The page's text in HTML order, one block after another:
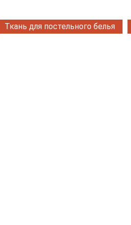
Ткань для постельного белья